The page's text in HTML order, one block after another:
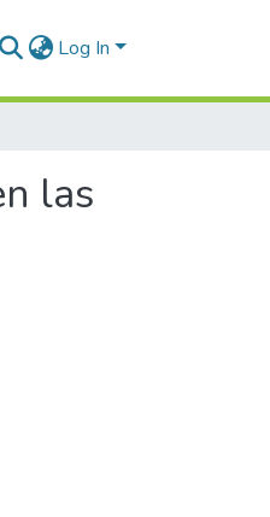
Log In
las